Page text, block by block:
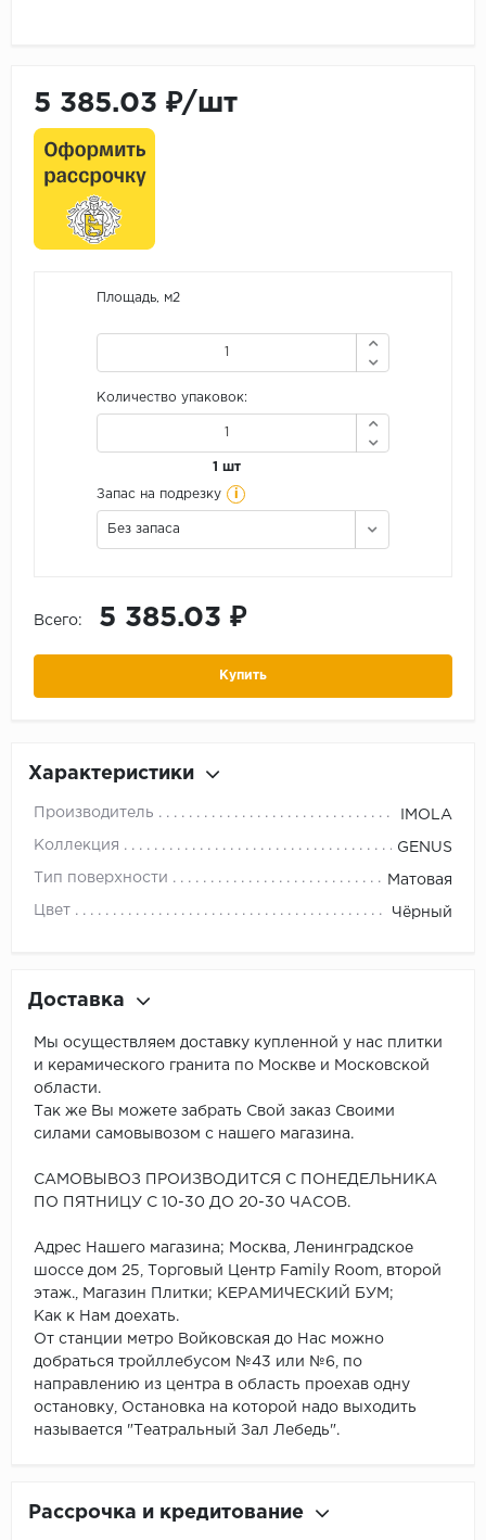
5 385.03 ₽/шт
Площадь, м2
Количество упаковок:
1 шт
Запас на подрезку i
Без запаса
Всего: 5 385.03 ₽
Купить
Характеристики
Производитель IMOLA
Коллекция GENUS
Тип поверхности Матовая
Цвет Чёрный
Доставка
Мы осуществляем доставку купленной у нас плитки
и керамического гранита по Москве и Московской
области.
Так же Вы можете забрать Свой заказ Своими
силами самовывозом с нашего магазина.
САМОВЫВОЗ ПРОИЗВОДИТСЯ С ПОНЕДЕЛЬНИКА
ПО ПЯТНИЦУ С 10-30 ДО 20-30 ЧАСОВ.
Адрес Нашего магазина; Москва, Ленинградское
шоссе дом 25, Торговый Центр Family Room, второй
этаж., Магазин Плитки; КЕРАМИЧЕСКИЙ БУМ;
Как к Нам доехать.
От станции метро Войковская до Нас можно
добраться тройллебусом №43 или №6, по
направлению из центра в область проехав одну
остановку, Остановка на которой надо выходить
называется "Театральный Зал Лебедь".
Рассрочка и кредитование